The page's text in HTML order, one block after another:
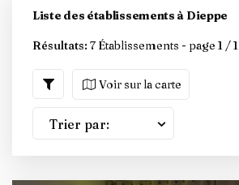
Liste des établissements à Dieppe
Résultats: 7 Établissements - page 1 / 1
Voir sur la carte
Trier par: